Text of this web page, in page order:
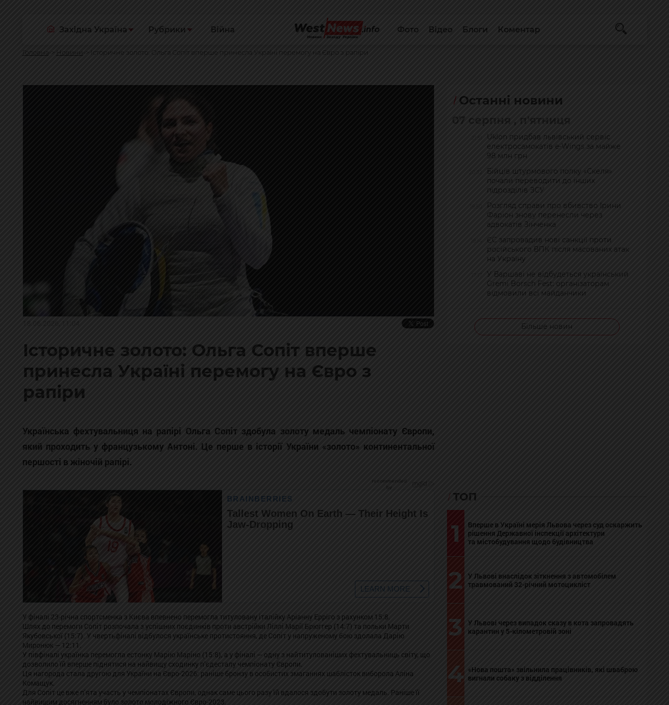
Західна Україна Рубрики Війна Фото Відео Блоги Коментар
Головна Новини Історичне золото: Ольга Сопіт вперше принесла Україні перемогу на Євро з рапіри
Історичне золото: Ольга Сопіт вперше
принесла Україні перемогу на Євро з
рапіри
Українська фехтувальниця на рапірі Ольга Сопіт здобула золоту медаль чемпіонату Європи,
який проходить у французькому Антоні. Це перше в історії України «золото» континентальної
першості в жіночій рапірі.
У фіналі 23-річна спортсменка з Києва впевнено перемогла титуловану італійку Аріанну Ерріго з рахунком 15:8.
Шлях до перемоги Сопіт розпочала з успішних поєдинків проти австрійки Ліллі Марії Брюггер (14:7) та польки Марти
Якубовської (15:7). У чвертьфіналі відбулося українське протистояння, де Сопіт у напруженому бою здолала Дарію
Миронюк — 12:11.
У півфіналі українка перемогла естонку Марію Маріно (15:8), а у фіналі — одну з найтитулованіших фехтувальниць світу, що
дозволило їй вперше піднятися на найвищу сходинку п’єдесталу чемпіонату Європи.
Ця нагорода стала другою для України на Євро-2026: раніше бронзу в особистих змаганнях шаблісток виборола Аліна
Комащук.
Для Сопіт це вже п’ята участь у чемпіонатах Європи, однак саме цього разу їй вдалося здобути золоту медаль. Раніше її
найвищим досягненням було золото молодіжного Євро-2023.
Останні новини
07 серпня , п'ятниця
Uklon придбав львівський сервіс
електросамокатів e-Wings за майже
98 млн грн
Бійців штурмового полку «Скеля»
почали переводити до інших
підрозділів ЗСУ
Розгляд справи про вбивство Ірини
Фаріон знову перенесли через
адвокатів Зінченка
ЄС запровадив нові санкції проти
російського ВПК після масованих атак
на Україну
У Варшаві не відбудеться український
Gremi Borsch Fest: організаторам
відмовили всі майданчики
Більше новин
ТОП
1
Вперше в Україні мерія Львова через суд оскаржить
рішення Державної інспекції архітектури
та містобудування щодо будівництва
2
У Львові внаслідок зіткнення з автомобілем
травмований 32-річний мотоцикліст
3
У Львові через випадок сказу в кота запровадять
карантин у 5-кілометровій зоні
4 «Нова пошта» звільнила працівників, які шваброю
вигнали собаку з відділення